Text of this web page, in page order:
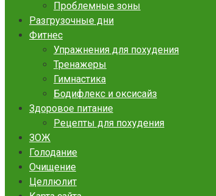
Проблемные зоны
Разгрузочные дни
Фитнес
Упражнения для похудения
Тренажеры
Гимнастика
Бодифлекс и оксисайз
Здоровое питание
Рецепты для похудения
ЗОЖ
Голодание
Очищение
Целлюлит